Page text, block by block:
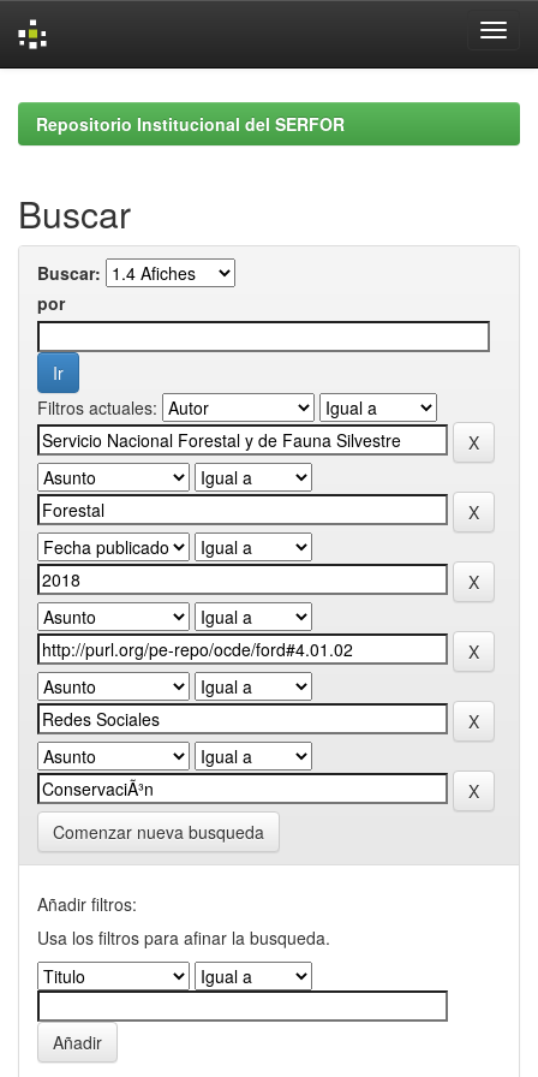
navigationRepositorio Institucional del SERFOR
Buscar
Buscar:
por
Filtros actuales:
Comenzar nueva busqueda
Añadir filtros:
Usa los filtros para afinar la busqueda.